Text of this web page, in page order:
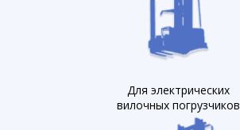
Для электрических
вилочных погрузчиков